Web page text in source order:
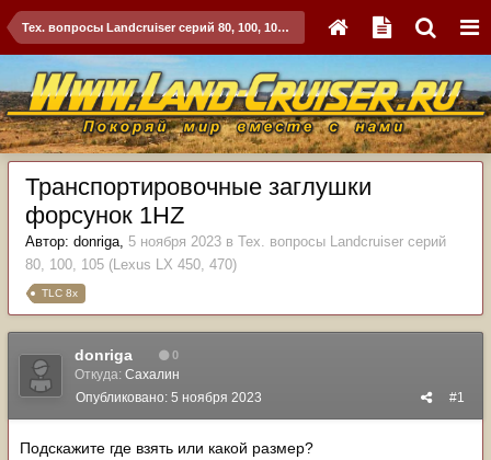
Тех. вопросы Landcruiser серий 80, 100, 105 (Lexus LX 450, 470)
Транспортировочные заглушки
форсунок 1HZ
Автор: donriga, 5 ноября 2023 в Тех. вопросы Landcruiser серий
80, 100, 105 (Lexus LX 450, 470)
TLC 8x
donriga 0
Откуда: Сахалин
#1
Опубликовано: 5 ноября 2023
Подскажите где взять или какой размер?